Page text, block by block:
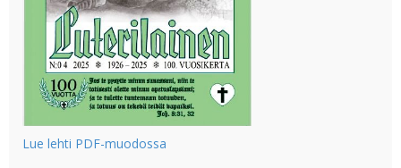
Lue lehti PDF-muodossa